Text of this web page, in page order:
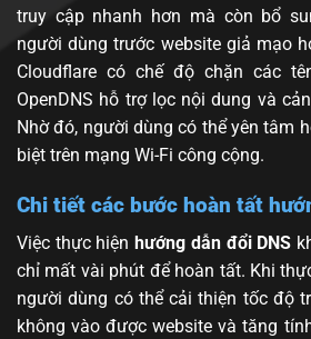
truy cập nhanh hơn mà còn bổ
người dùng trước website giả mạo
Cloudflare có chế độ chặn các
OpenDNS hỗ trợ lọc nội dung và
Nhờ đó, người dùng có thể yên tâm
biệt trên mạng Wi-Fi công cộng.
Chi tiết các bước hoàn tất
Việc thực hiện hướng dẫn đổi DNS
chỉ mất vài phút để hoàn tất. Khi
người dùng có thể cải thiện tốc độ
không vào được website và tăng